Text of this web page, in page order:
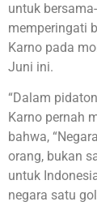
untuk
memperingati
Karno pada
Juni ini.
“Dalam
Karno pernah
bahwa,
orang, bukan
untuk
negara satu